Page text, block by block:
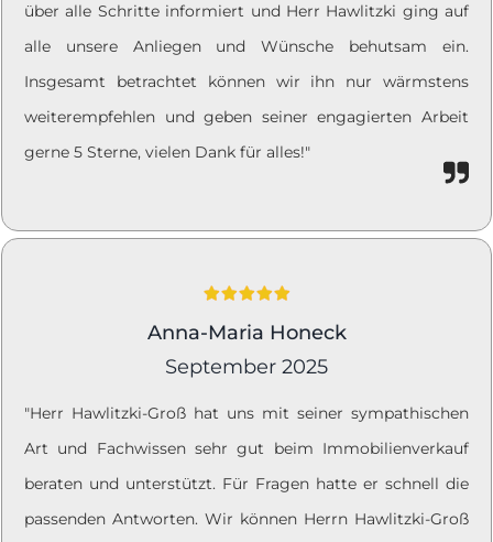
über alle Schritte informiert und Herr Hawlitzki ging auf
alle unsere Anliegen und Wünsche behutsam ein.
Insgesamt betrachtet können wir ihn nur wärmstens
weiterempfehlen und geben seiner engagierten Arbeit
gerne 5 Sterne, vielen Dank für alles!"
Anna-Maria Honeck
September 2025
"Herr Hawlitzki-Groß hat uns mit seiner sympathischen
Art und Fachwissen sehr gut beim Immobilienverkauf
beraten und unterstützt. Für Fragen hatte er schnell die
passenden Antworten. Wir können Herrn Hawlitzki-Groß